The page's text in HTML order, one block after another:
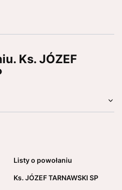
Ks. JÓZEF
Listy o powołaniu
Ks. JÓZEF TARNAWSKI SP